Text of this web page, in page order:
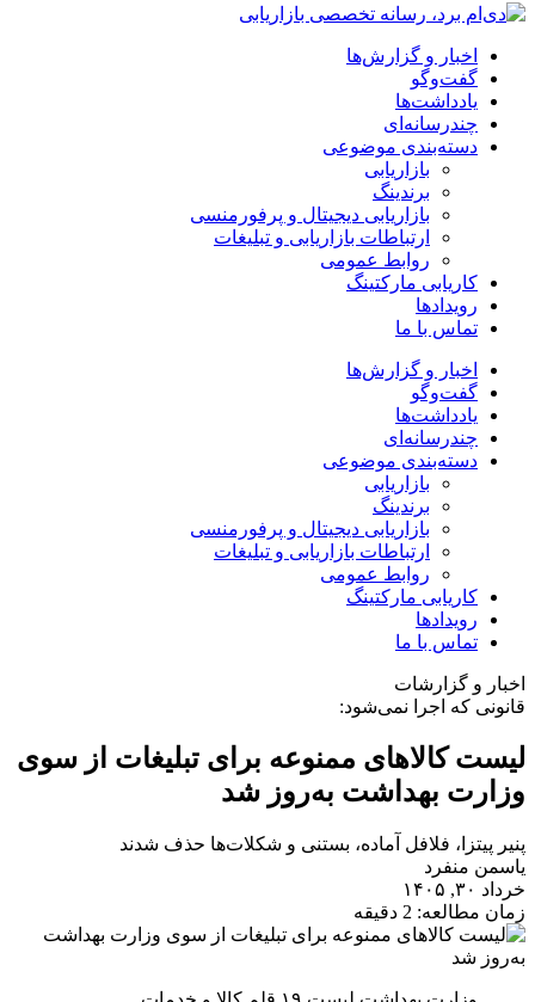
اخبار و گزارش‌ها
گفت‌وگو
یادداشت‌ها
چندرسانه‌ای
دسته‌بندی موضوعی
بازاریابی
برندینگ
بازاریابی دیجیتال و پرفورمنسی
ارتباطات بازاریابی و تبلیغات
روابط عمومی
کاریابی مارکتینگ
رویدادها
تماس با ما
اخبار و گزارش‌ها
گفت‌وگو
یادداشت‌ها
چندرسانه‌ای
دسته‌بندی موضوعی
بازاریابی
برندینگ
بازاریابی دیجیتال و پرفورمنسی
ارتباطات بازاریابی و تبلیغات
روابط عمومی
کاریابی مارکتینگ
رویدادها
تماس با ما
اخبار و گزارشات
قانونی که اجرا نمی‌شود:
لیست کالاهای ممنوعه برای تبلیغات از سوی
وزارت بهداشت به‌روز شد
پنیر پیتزا، فلافل آماده، بستنی و شکلات‌ها حذف شدند
یاسمن منفرد
خرداد ۳۰, ۱۴۰۵
زمان مطالعه: 2 دقیقه